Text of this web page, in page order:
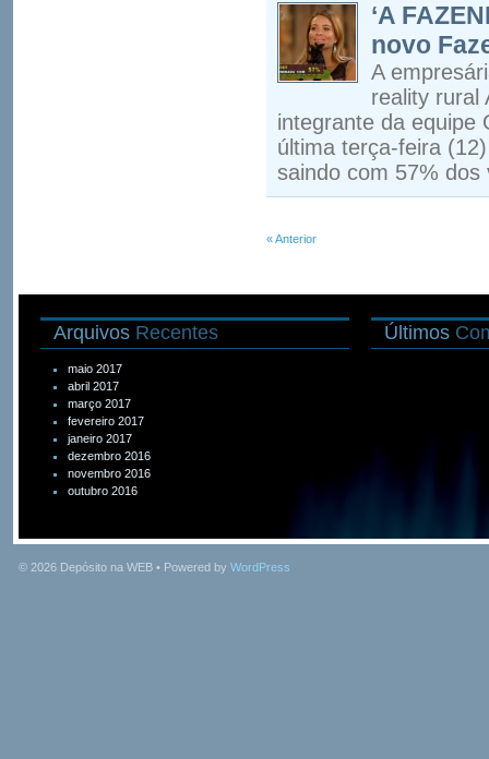
‘A
novo
A
reality rural
integrante da equipe
última terça-feira
saindo com 57% dos
« Anterior
Arquivos Recentes
maio 2017
abril 2017
março 2017
fevereiro 2017
janeiro 2017
dezembro 2016
novembro 2016
outubro 2016
Últimos
© 2026 Depósito na WEB • Powered by WordPress